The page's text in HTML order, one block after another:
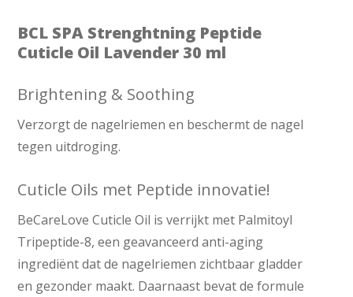
BCL SPA Strenghtning Peptide
Cuticle Oil Lavender 30 ml
Brightening & Soothing
Verzorgt de nagelriemen en beschermt de nagel
tegen uitdroging.
Cuticle Oils met Peptide innovatie!
BeCareLove Cuticle Oil is verrijkt met Palmitoyl
Tripeptide-8, een geavanceerd anti-aging
ingrediënt dat de nagelriemen zichtbaar gladder
en gezonder maakt. Daarnaast bevat de formule